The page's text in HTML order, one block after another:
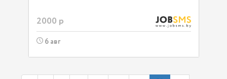
2000 р
6 авг